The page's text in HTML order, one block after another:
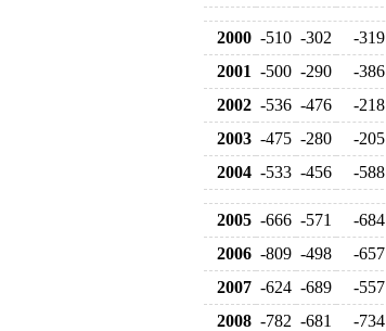
2000 -510 -302 -319
2001 -500 -290 -386
2002 -536 -476 -218
2003 -475 -280 -205
2004 -533 -456 -588
2005 -666 -571 -684
2006 -809 -498 -657
2007 -624 -689 -557
2008 -782 -681 -734